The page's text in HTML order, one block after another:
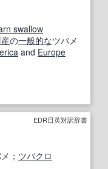
swallow
産の一般的なツバメ
and Europe
EDR日英対訳辞書
； ツバクロ